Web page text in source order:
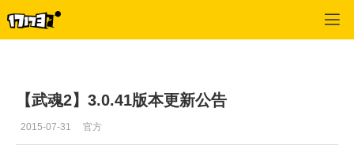
【武魂2】3.0.41版本更新公告
2015-07-31 官方